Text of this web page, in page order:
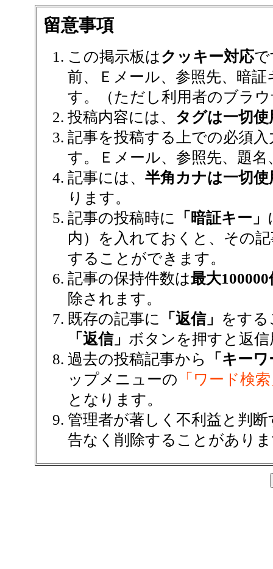
留意事項
この掲示板はクッキー対応で
前、Ｅメール、参照先、暗
す。（ただし利用者のブラ
投稿内容には、 タグは一切
記事を投稿する上での必須入
す。Ｅメール、参照先、題
記事には、 半角カナは一切
ります。
記事の投稿時に
「暗証キー」
内）を入れておくと、その
することができます。
記事の保持件数は最大100000
除されます。
既存の記事に
「返信」 をす
「返信」 ボタンを押すと返
過去の投稿記事から
「キー
ップメニューの 「ワード検
となります。
管理者が著しく不利益と判
告なく削除することがあり